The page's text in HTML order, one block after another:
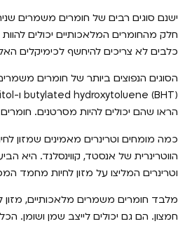
ישנם סוגים רבים של חומרים משמרים
כלבים לא צריכים להיחשף לכימיקלים
הראו שהם יכולים להיות מסרטנים.
הווטרינרית של אנסטד, קווינסלנד. היא
וטרינרים המליצו על מזון לחיות מחמד
מלבד חומרים משמרים מלאכותיים, מזון
חמצון. הם גם יכולים לייצב שמן